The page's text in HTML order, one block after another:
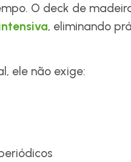
O deck de
, eliminando
ele não exige: